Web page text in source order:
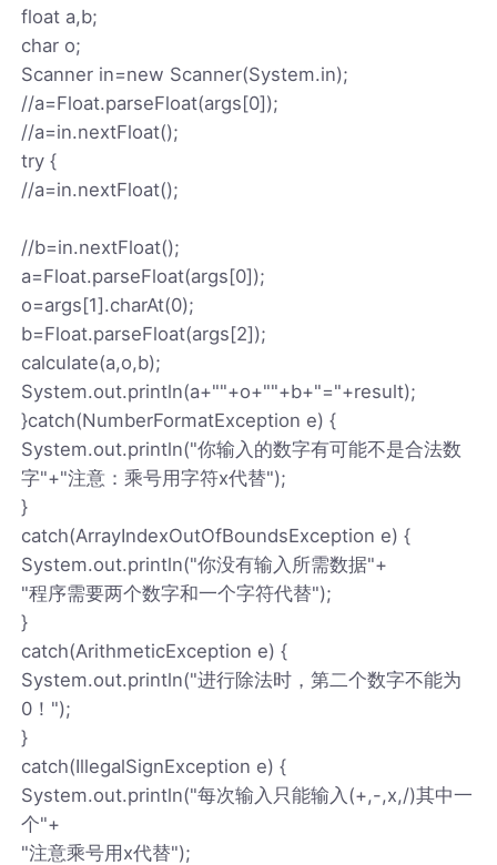
float a,b;
char o;
Scanner in=new Scanner(System.in);
//a=Float.parseFloat(args[0]);
//a=in.nextFloat();
try {
//a=in.nextFloat();
//b=in.nextFloat();
a=Float.parseFloat(args[0]);
o=args[1].charAt(0);
b=Float.parseFloat(args[2]);
calculate(a,o,b);
System.out.println(a+""+o+""+b+"="+result);
}catch(NumberFormatException e) {
System.out.println("你输入的数字有可能不是合法数
字"+"注意：乘号用字符x代替");
}
catch(ArrayIndexOutOfBoundsException e) {
System.out.println("你没有输入所需数据"+
"程序需要两个数字和一个字符代替");
}
catch(ArithmeticException e) {
System.out.println("进行除法时，第二个数字不能为
0！");
}
catch(IllegalSignException e) {
System.out.println("每次输入只能输入(+,-,x,/)其中一
个"+
"注意乘号用x代替");